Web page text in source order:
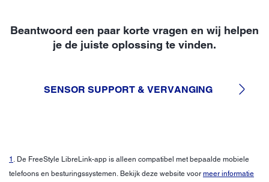
Beantwoord een paar korte vragen en wij helpen
je de juiste oplossing te vinden.
SENSOR SUPPORT & VERVANGING
1 . De FreeStyle LibreLink-app is alleen compatibel met bepaalde mobiele
telefoons en besturingssystemen. Bekijk deze website voor meer informatie